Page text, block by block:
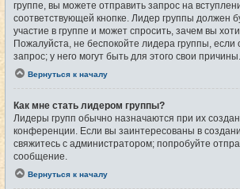
группе, вы можете отправить запрос на
соответствующей кнопке. Лидер группы должен
участие в группе и может спросить, зачем вы
Пожалуйста, не беспокойте лидера группы, если
запрос; у него могут быть для этого свои причины.
Вернуться к началу
Как мне стать лидером группы?
Лидеры групп обычно назначаются при их
конференции. Если вы заинтересованы в
свяжитесь с администратором; попробуйте
сообщение.
Вернуться к началу